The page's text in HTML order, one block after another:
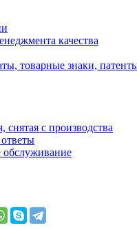
качества
товарные знаки,
снятая с производства
обслуживание